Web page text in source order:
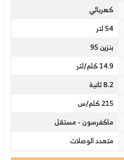
كهربائي
54 لتر
بنزين 95
14.9 كلم/لتر
8.2 ثانية
215كلم/س
ماكفرسون - مستقل
متعدد الوصلات